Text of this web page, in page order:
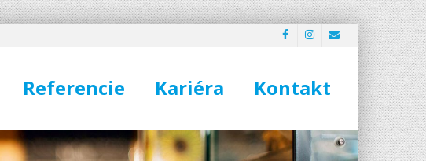
Referencie Kariéra Kontakt